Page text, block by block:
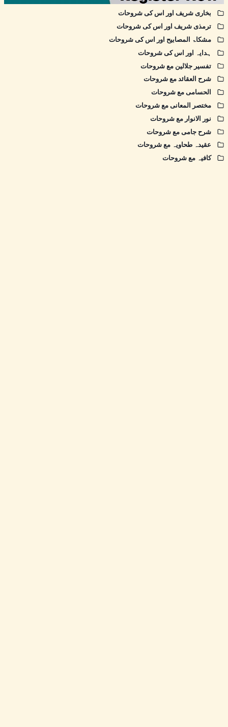
بخاری شریف اور اس کی شروحات
ترمذی شریف اور اس کی شروحات
مشکاۃ المصابیح اور اس کی شروحات
ہدایہ اور اس کی شروحات
تفسیر جلالین مع شروحات
شرح العقائد مع شروحات
الحسامی مع شروحات
مختصر المعانی مع شروحات
نور الانوار مع شروحات
شرح جامی مع شروحات
عقیدہ طحاویہ مع شروحات
کافیہ مع شروحات